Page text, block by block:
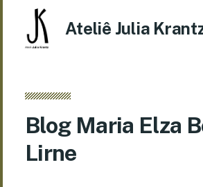
Ateliê Julia
Blog Maria Elza
Lirne